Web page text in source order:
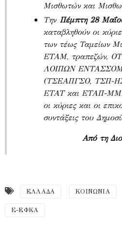
Μισθωτών και
Την Πέμπτη 28
καταβληθούν οι
των τέως Ταμείων
ΕΤΑΜ, τραπεζών,
ΛΟΙΠΩΝ
(ΤΣΕΑΠΓΣΟ, ΤΣΠ-
ΕΤΑΤ και ΕΤΑΠ-
οι κύριες και οι
συντάξεις του
Από τη
ΕΛΛΑΔΑ ΚΟΙΝΩΝΙΑ
E-ΕΦΚΑ